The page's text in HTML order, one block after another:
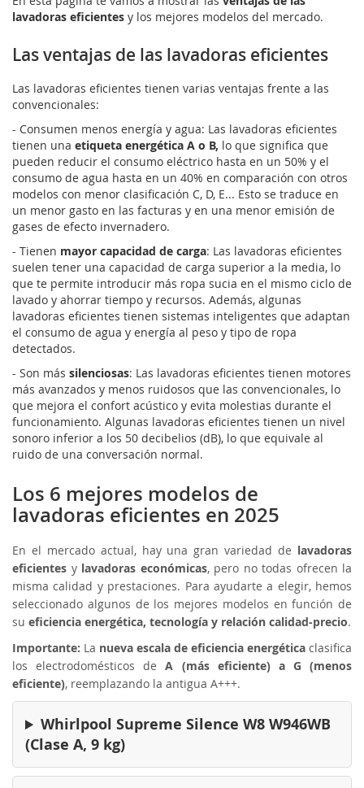
lavadoras eficientes y los mejores modelos del mercado.
Las ventajas de las lavadoras eficientes
Las lavadoras eficientes tienen varias ventajas frente a las
convencionales:
- Consumen menos energía y agua: Las lavadoras eficientes
tienen una etiqueta energética A o B, lo que significa que
pueden reducir el consumo eléctrico hasta en un 50% y el
consumo de agua hasta en un 40% en comparación con otros
modelos con menor clasificación C, D, E... Esto se traduce en
un menor gasto en las facturas y en una menor emisión de
gases de efecto invernadero.
- Tienen mayor capacidad de carga: Las lavadoras eficientes
suelen tener una capacidad de carga superior a la media, lo
que te permite introducir más ropa sucia en el mismo ciclo de
lavado y ahorrar tiempo y recursos. Además, algunas
lavadoras eficientes tienen sistemas inteligentes que adaptan
el consumo de agua y energía al peso y tipo de ropa
detectados.
- Son más silenciosas: Las lavadoras eficientes tienen motores
más avanzados y menos ruidosos que las convencionales, lo
que mejora el confort acústico y evita molestias durante el
funcionamiento. Algunas lavadoras eficientes tienen un nivel
sonoro inferior a los 50 decibelios (dB), lo que equivale al
ruido de una conversación normal.
Los 6 mejores modelos de
lavadoras eficientes en 2025
En el mercado actual, hay una gran variedad de lavadoras
eficientes y lavadoras económicas, pero no todas ofrecen la
misma calidad y prestaciones. Para ayudarte a elegir, hemos
seleccionado algunos de los mejores modelos en función de
su eficiencia energética, tecnología y relación calidad-precio.
Importante: La nueva escala de eficiencia energética clasifica
los electrodomésticos deA (más eficiente) a G (menos
eficiente), reemplazando la antigua A+++.
Whirlpool Supreme Silence W8 W946WB
(Clase A, 9 kg)